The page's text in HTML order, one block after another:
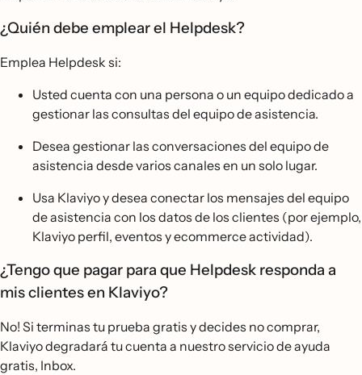
¿Quién debe emplear el Helpdesk?
Emplea Helpdesk si:
Usted cuenta con una persona o un equipo dedicado a
gestionar las consultas del equipo de asistencia.
Desea gestionar las conversaciones del equipo de
asistencia desde varios canales en un solo lugar.
Usa Klaviyo y desea conectar los mensajes del equipo
de asistencia con los datos de los clientes (por ejemplo,
Klaviyo perfil, eventos y ecommerce actividad).
¿Tengo que pagar para que Helpdesk responda a
mis clientes en Klaviyo?
No! Si terminas tu prueba gratis y decides no comprar,
Klaviyo degradará tu cuenta a nuestro servicio de ayuda
gratis, Inbox.